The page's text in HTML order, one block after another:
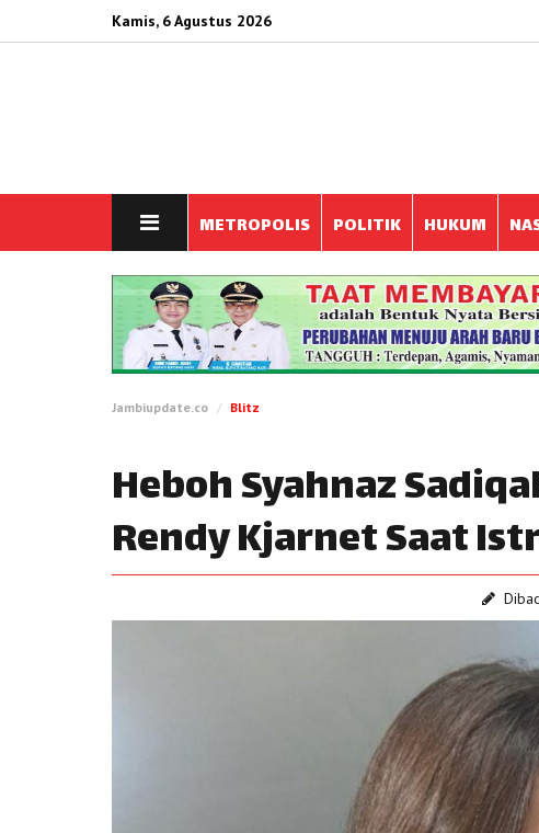
Kamis, 6 Agustus 2026
METROPOLIS POLITIK HUKUM
Jambiupdate.co Blitz
Heboh Syahnaz
Rendy Kjarnet Saat